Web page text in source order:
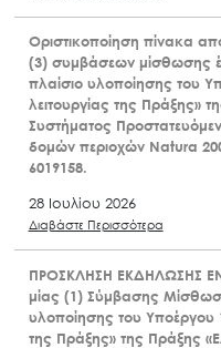
Οριστικοποίηση πίνακα
(3) συμβάσεων μίσθωσης
πλαίσιο υλοποίησης του
λειτουργίας της Πράξης»
Συστήματος
δομών περιοχών Natura
6019158.
28 Ιουλίου 2026
Διαβάστε Περισσότερα
ΠΡΟΣΚΛΗΣΗ ΕΚΔΗΛΩΣΗΣ
μίας (1) Σύμβασης
υλοποίησης του Υποέργου
της Πράξης» της Πράξης